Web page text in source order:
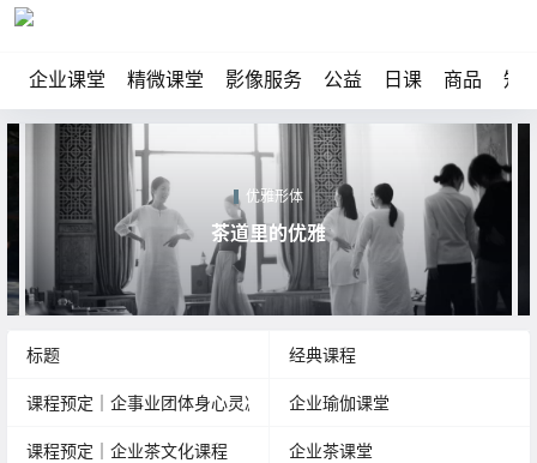
企业课堂 精微课堂 影像服务 公益 日课 商品 知
优雅形体
茶道里的优雅
标题 经典课程
课程预定｜企事业团体身心灵减压及疗愈瑜伽课程
企业瑜伽课堂
课程预定｜企业茶文化课程 企业茶课堂